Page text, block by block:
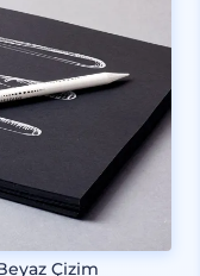
Çizim